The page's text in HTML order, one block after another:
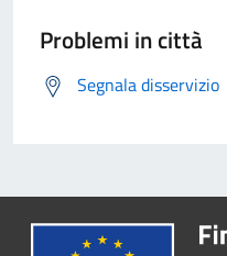
Problemi in città
Segnala disservizio